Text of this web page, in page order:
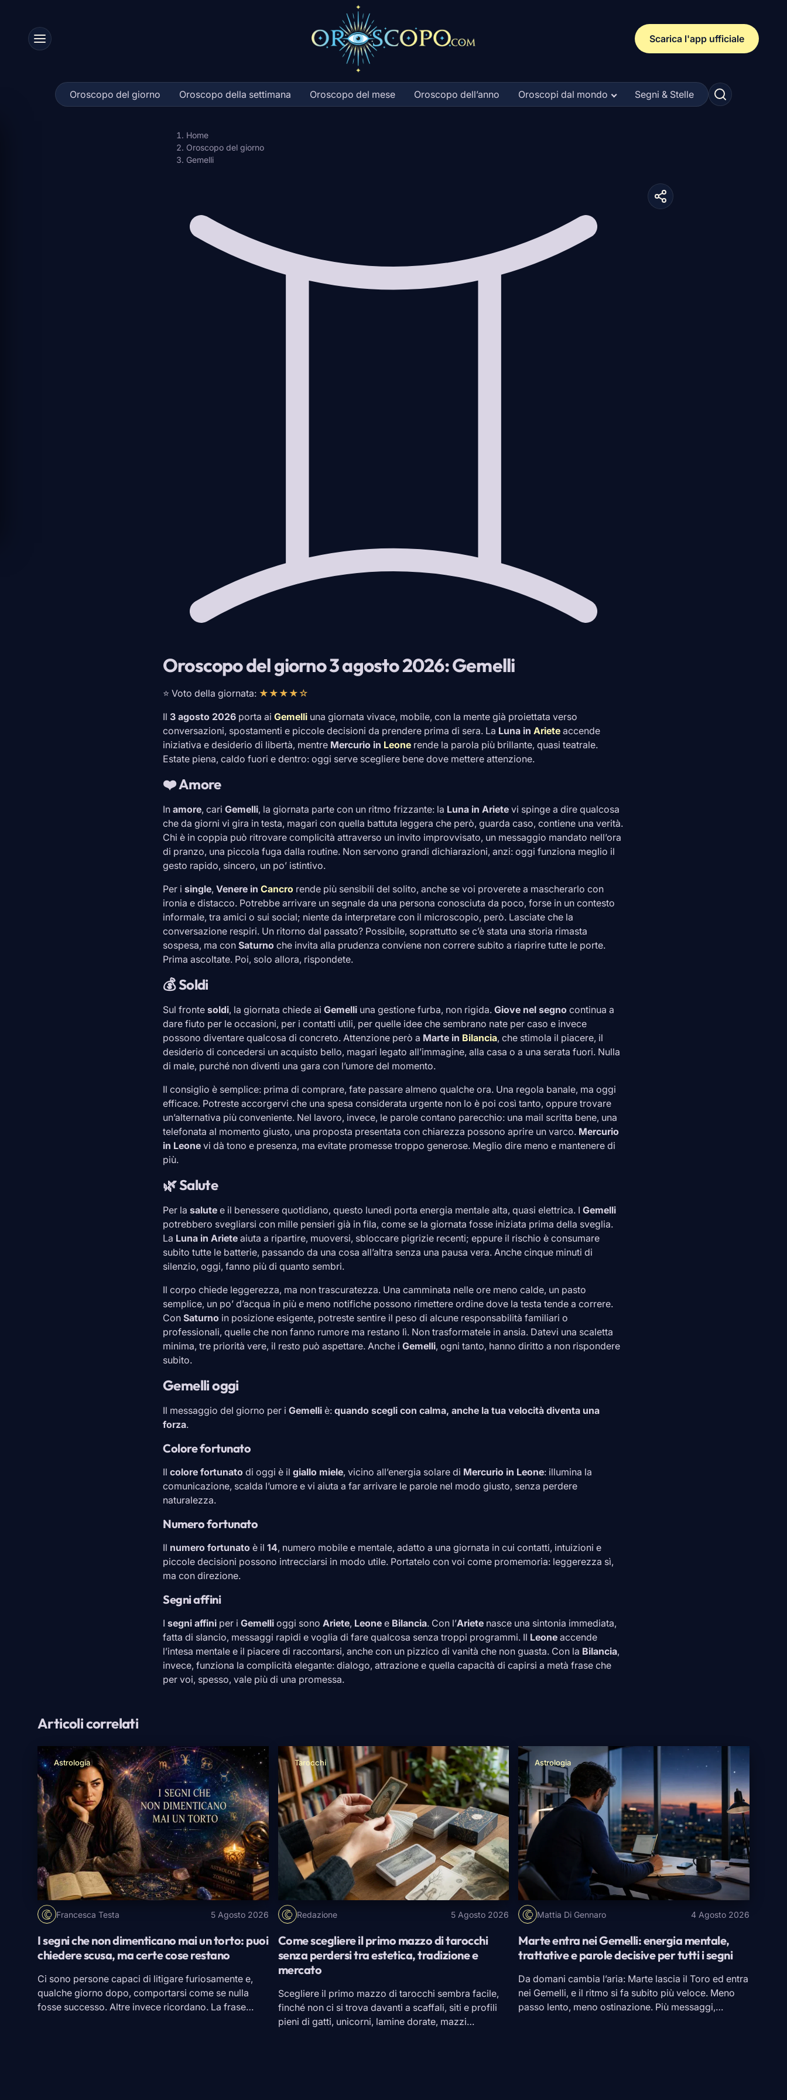
content
Scarica l'app ufficiale
Oroscopo del giorno Oroscopo della settimana Oroscopo del mese Oroscopo dell’anno Oroscopi dal mondo Segni & Stelle
Home
Oroscopo del giorno
Gemelli
Oroscopo del giorno 3 agosto 2026: Gemelli
⭐ Voto della giornata: ★★★★☆
Il 3 agosto 2026 porta ai Gemelli una giornata vivace, mobile, con la mente già proiettata verso
conversazioni, spostamenti e piccole decisioni da prendere prima di sera. La Luna in Ariete accende
iniziativa e desiderio di libertà, mentre Mercurio in Leone rende la parola più brillante, quasi teatrale.
Estate piena, caldo fuori e dentro: oggi serve scegliere bene dove mettere attenzione.
❤️ Amore
In amore, cari Gemelli, la giornata parte con un ritmo frizzante: la Luna in Ariete vi spinge a dire qualcosa
che da giorni vi gira in testa, magari con quella battuta leggera che però, guarda caso, contiene una verità.
Chi è in coppia può ritrovare complicità attraverso un invito improvvisato, un messaggio mandato nell’ora
di pranzo, una piccola fuga dalla routine. Non servono grandi dichiarazioni, anzi: oggi funziona meglio il
gesto rapido, sincero, un po’ istintivo.
Per i single, Venere in Cancro rende più sensibili del solito, anche se voi proverete a mascherarlo con
ironia e distacco. Potrebbe arrivare un segnale da una persona conosciuta da poco, forse in un contesto
informale, tra amici o sui social; niente da interpretare con il microscopio, però. Lasciate che la
conversazione respiri. Un ritorno dal passato? Possibile, soprattutto se c’è stata una storia rimasta
sospesa, ma con Saturno che invita alla prudenza conviene non correre subito a riaprire tutte le porte.
Prima ascoltate. Poi, solo allora, rispondete.
💰 Soldi
Sul fronte soldi, la giornata chiede ai Gemelli una gestione furba, non rigida. Giove nel segno continua a
dare fiuto per le occasioni, per i contatti utili, per quelle idee che sembrano nate per caso e invece
possono diventare qualcosa di concreto. Attenzione però a Marte in Bilancia, che stimola il piacere, il
desiderio di concedersi un acquisto bello, magari legato all’immagine, alla casa o a una serata fuori. Nulla
di male, purché non diventi una gara con l’umore del momento.
Il consiglio è semplice: prima di comprare, fate passare almeno qualche ora. Una regola banale, ma oggi
efficace. Potreste accorgervi che una spesa considerata urgente non lo è poi così tanto, oppure trovare
un’alternativa più conveniente. Nel lavoro, invece, le parole contano parecchio: una mail scritta bene, una
telefonata al momento giusto, una proposta presentata con chiarezza possono aprire un varco. Mercurio
in Leone vi dà tono e presenza, ma evitate promesse troppo generose. Meglio dire meno e mantenere di
più.
🌿 Salute
Per la salute e il benessere quotidiano, questo lunedì porta energia mentale alta, quasi elettrica. I Gemelli
potrebbero svegliarsi con mille pensieri già in fila, come se la giornata fosse iniziata prima della sveglia.
La Luna in Ariete aiuta a ripartire, muoversi, sbloccare pigrizie recenti; eppure il rischio è consumare
subito tutte le batterie, passando da una cosa all’altra senza una pausa vera. Anche cinque minuti di
silenzio, oggi, fanno più di quanto sembri.
Il corpo chiede leggerezza, ma non trascuratezza. Una camminata nelle ore meno calde, un pasto
semplice, un po’ d’acqua in più e meno notifiche possono rimettere ordine dove la testa tende a correre.
Con Saturno in posizione esigente, potreste sentire il peso di alcune responsabilità familiari o
professionali, quelle che non fanno rumore ma restano lì. Non trasformatele in ansia. Datevi una scaletta
minima, tre priorità vere, il resto può aspettare. Anche i Gemelli, ogni tanto, hanno diritto a non rispondere
subito.
Gemelli oggi
Il messaggio del giorno per i Gemelli è: quando scegli con calma, anche la tua velocità diventa una
forza.
Colore fortunato
Il colore fortunato di oggi è il giallo miele, vicino all’energia solare di Mercurio in Leone: illumina la
comunicazione, scalda l’umore e vi aiuta a far arrivare le parole nel modo giusto, senza perdere
naturalezza.
Numero fortunato
Il numero fortunato è il 14, numero mobile e mentale, adatto a una giornata in cui contatti, intuizioni e
piccole decisioni possono intrecciarsi in modo utile. Portatelo con voi come promemoria: leggerezza sì,
ma con direzione.
Segni affini
I segni affini per i Gemelli oggi sono Ariete, Leone e Bilancia. Con l’Ariete nasce una sintonia immediata,
fatta di slancio, messaggi rapidi e voglia di fare qualcosa senza troppi programmi. Il Leone accende
l’intesa mentale e il piacere di raccontarsi, anche con un pizzico di vanità che non guasta. Con la Bilancia,
invece, funziona la complicità elegante: dialogo, attrazione e quella capacità di capirsi a metà frase che
per voi, spesso, vale più di una promessa.
Articoli correlati
Astrologia
Francesca Testa 5 Agosto 2026
I segni che non dimenticano mai un torto: puoi
chiedere scusa, ma certe cose restano
Ci sono persone capaci di litigare furiosamente e,
qualche giorno dopo, comportarsi come se nulla
fosse successo. Altre invece ricordano. La frase
Tarocchi
Redazione 5 Agosto 2026
Come scegliere il primo mazzo di tarocchi
senza perdersi tra estetica, tradizione e
mercato
Scegliere il primo mazzo di tarocchi sembra facile,
finché non ci si trova davanti a scaffali, siti e profili
pieni di gatti, unicorni, lamine dorate, mazzi
Astrologia
Mattia Di Gennaro 4 Agosto 2026
Marte entra nei Gemelli: energia mentale,
trattative e parole decisive per tutti i segni
Da domani cambia l’aria: Marte lascia ilToro ed entra
nei Gemelli, e il ritmo si fa subito più veloce. Meno
passo lento, meno ostinazione. Più messaggi,